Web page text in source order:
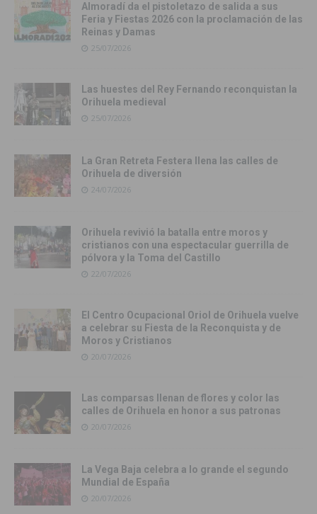
Almoradí da el pistoletazo de salida a sus
Feria y Fiestas 2026 con la proclamación de las
Reinas y Damas
25/07/2026
Las huestes del Rey Fernando reconquistan la
Orihuela medieval
25/07/2026
La Gran Retreta Festera llena las calles de
Orihuela de diversión
24/07/2026
Orihuela revivió la batalla entre moros y
cristianos con una espectacular guerrilla de
pólvora y la Toma del Castillo
22/07/2026
El Centro Ocupacional Oriol de Orihuela vuelve
a celebrar su Fiesta de la Reconquista y de
Moros y Cristianos
20/07/2026
Las comparsas llenan de flores y color las
calles de Orihuela en honor a sus patronas
20/07/2026
La Vega Baja celebra a lo grande el segundo
Mundial de España
20/07/2026